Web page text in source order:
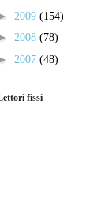
2009 (154)
2008 (78)
2007 (48)
fissi